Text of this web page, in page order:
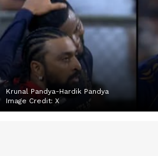
Krunal Pandya-Hardik Pandya
Image Credit: X